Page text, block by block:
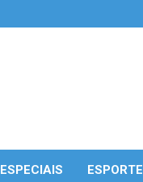
ESPECIAIS ESPORTE